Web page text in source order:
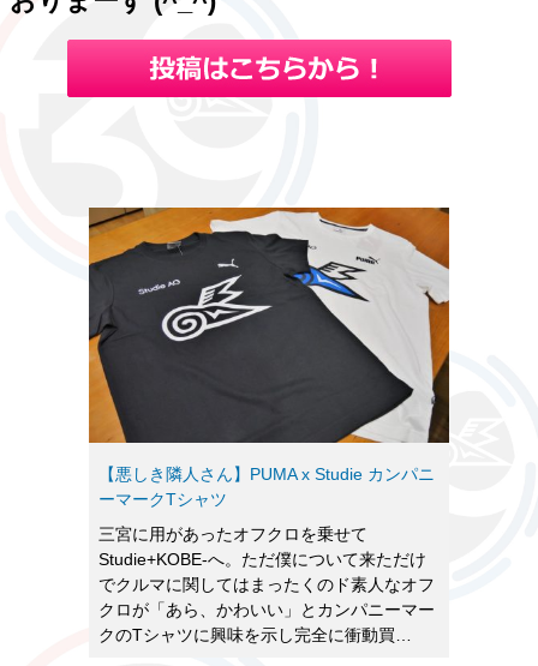
【悪しき隣人さん】PUMA x Studie カンパニ
ーマークTシャツ
三宮に用があったオフクロを乗せて
Studie+KOBE-へ。ただ僕について来ただけ
でクルマに関してはまったくのド素人なオフ
クロが「あら、かわいい」とカンパニーマー
クのTシャツに興味を示し完全に衝動買…